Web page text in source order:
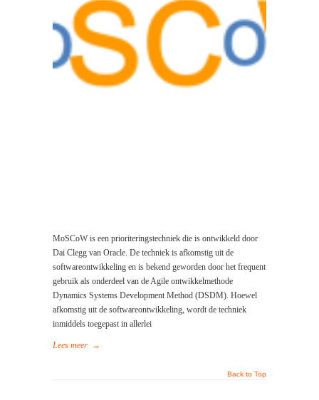
MoSCoW is een prioriteringstechniek die is ontwikkeld door
Dai Clegg van Oracle. De techniek is afkomstig uit de
softwareontwikkeling en is bekend geworden door het frequent
gebruik als onderdeel van de Agile ontwikkelmethode
Dynamics Systems Development Method (DSDM). Hoewel
afkomstig uit de softwareontwikkeling, wordt de techniek
inmiddels toegepast in allerlei
Lees meer →
Back to Top